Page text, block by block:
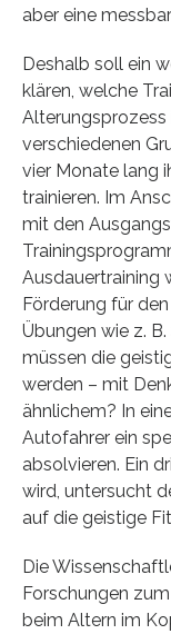
aber eine
Deshalb soll ein
klären, welche
Alterungsprozess
verschiedenen
vier Monate lang
trainieren. Im
mit den
Ausdauertraining
Förderung für
Übungen wie z.
müssen die
werden – mit
ähnlichem? In
Autofahrer ein
absolvieren. Ein
wird, untersucht
auf die geistige
Die
Forschungen
beim Altern im